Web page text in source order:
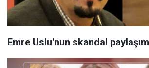
Emre Uslu'nun skandal paylaşım